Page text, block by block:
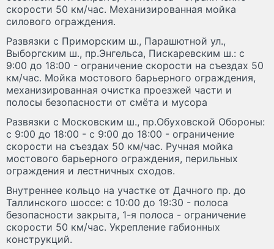
скорости 50 км/час. Механизированная мойка
силового ограждения.
Развязки с Приморским ш., Парашютной ул.,
Выборгским ш., пр.Энгельса, Пискаревским ш.: с
9:00 до 18:00 - ограничение скорости на съездах 50
км/час. Мойка мостового барьерного ограждения,
механизированная очистка проезжей части и
полосы безопасности от смёта и мусора
Развязки с Московским ш., пр.Обуховской Обороны:
с 9:00 до 18:00 - с 9:00 до 18:00 - ограничение
скорости на съездах 50 км/час. Ручная мойка
мостового барьерного ограждения, перильных
ограждения и лестничных сходов.
Внутреннее кольцо на участке от Дачного пр. до
Таллинского шоссе: с 10:00 до 19:30 - полоса
безопасности закрыта, 1-я полоса - ограничение
скорости 50 км/час. Укрепление габионных
конструкций.